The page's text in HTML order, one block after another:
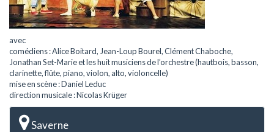
avec
comédiens : Alice Boitard, Jean-Loup Bourel, Clément Chaboche,
Jonathan Set-Marie et les huit musiciens de l’orchestre (hautbois, basson,
clarinette, flûte, piano, violon, alto, violoncelle)
mise en scène : Daniel Leduc
direction musicale : Nicolas Krüger
Saverne